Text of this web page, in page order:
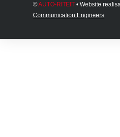
©AUTO-RITEIT • Website
Communication Engineers